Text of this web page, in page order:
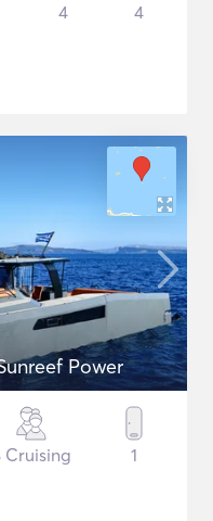
4 4
Power
Cruising 1